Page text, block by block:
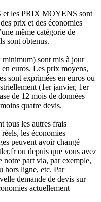
les PRIX MOYENS sont
prix et des économies
même catégorie de
sont obtenus.
sont mis à jour
euros. Les prix moyens,
sont exprimées en euros ou
(1er janvier, 1er
de 12 mois de données
quatre devis.
tous les autres frais
les économies
peuvent avoir changé
ou depuis que vous avez
notre part via, par exemple,
hors ligne, etc. Par
demande de devis sur
actuellement